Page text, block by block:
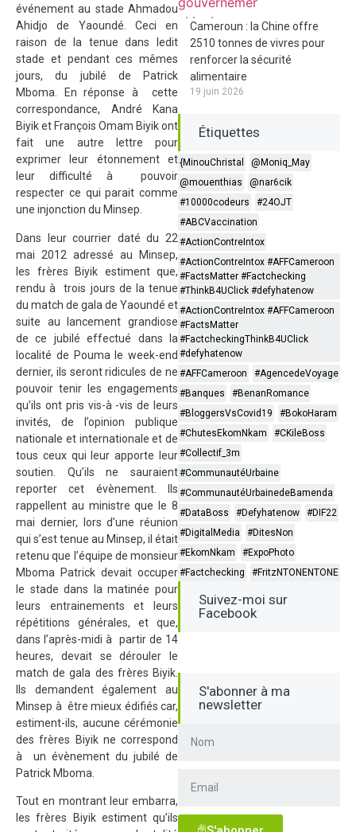
événement au stade Ahmadou
Ahidjo de Yaoundé. Ceci en
raison de la tenue dans ledit
stade et pendant ces mêmes
jours, du jubilé de Patrick
Mboma. En réponse à cette
correspondance, André Kana
Biyik et François Omam Biyik ont
fait une autre lettre pour
exprimer leur étonnement et
leur difficulté à pouvoir
respecter ce qui parait comme
une injonction du Minsep.
Dans leur courrier daté du 22
mai 2012 adressé au Minsep,
les frères Biyik estiment que,
rendu à trois jours de la tenue
du match de gala de Yaoundé et
suite au lancement grandiose
de ce jubilé effectué dans la
localité de Pouma le week-end
dernier, ils seront ridicules de ne
pouvoir tenir les engagements
qu’ils ont pris vis-à -vis de leurs
invités, de l’opinion publique
nationale et internationale et de
tous ceux qui leur apporte leur
soutien. Qu’ils ne sauraient
reporter cet évènement. Ils
rappellent au ministre que le 8
mai dernier, lors d’une réunion
qui s’est tenue au Minsep, il était
retenu que l’équipe de monsieur
Mboma Patrick devait occuper
le stade dans la matinée pour
leurs entrainements et leurs
répétitions générales, et que,
dans l’après-midi à partir de 14
heures, devait se dérouler le
match de gala des frères Biyik.
Ils demandent également au
Minsep à être mieux édifiés car,
estiment-ils, aucune cérémonie
des frères Biyik ne correspond
à un évènement du jubilé de
Patrick Mboma.
Tout en montrant leur embarra,
les frères Biyik estiment qu’ils
Cameroun : la Chine offre
2510 tonnes de vivres pour
renforcer la sécurité
alimentaire
19 juin 2026
Étiquettes
{MinouChristal
@Moniq_May
@mouenthias
@nar6cik
#10000codeurs
#24OJT
#ABCVaccination
#ActionContreIntox
#ActionContreIntox #AFFCameroon
#FactsMatter #Factchecking
#ThinkB4UClick #defyhatenow
#ActionContreIntox #AFFCameroon
#FactsMatter
#FactcheckingThinkB4UClick
#defyhatenow
#AFFCameroon
#AgencedeVoyage
#Banques
#BenanRomance
#BloggersVsCovid19
#BokoHaram
#ChutesEkomNkam
#CKileBoss
#Collectif_3m
#CommunautéUrbaine
#CommunautéUrbainedeBamenda
#DataBoss
#Defyhatenow
#DIF22
#DigitalMedia
#DitesNon
#EkomNkam
#ExpoPhoto
#Factchecking
#FritzNTONENTONE
Suivez-moi sur
Facebook
S'abonner à ma
newsletter